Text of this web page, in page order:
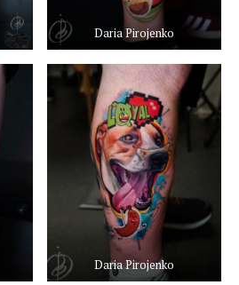
Daria Pirojenko
Daria Pirojenko